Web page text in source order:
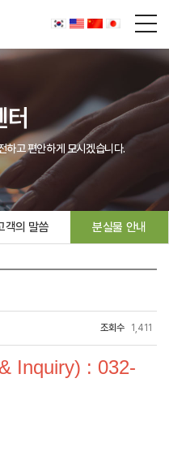
하고 편안하게 모시겠습니다.
객의 말씀 분실물 안내
조회수 1,411
Inquiry) : 032-